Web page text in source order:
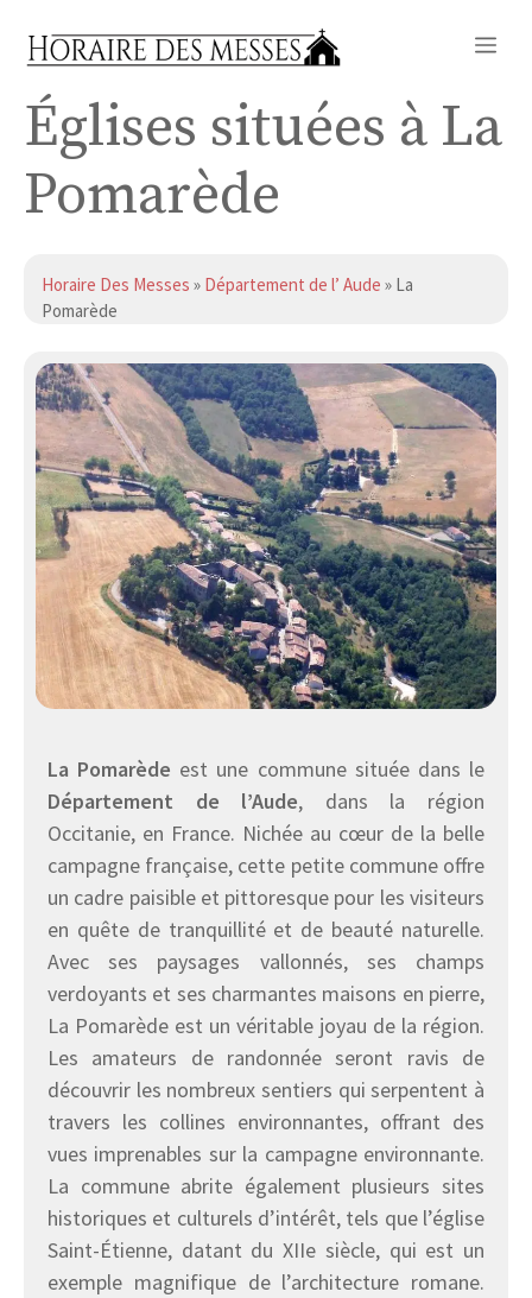
Églises situées à La
Pomarède
Horaire Des Messes » Département de l’ Aude » La
Pomarède
La Pomarède est une commune située dans le
Département de l’Aude, dans la région
Occitanie, en France. Nichée au cœur de la belle
campagne française, cette petite commune offre
un cadre paisible et pittoresque pour les visiteurs
en quête de tranquillité et de beauté naturelle.
Avec ses paysages vallonnés, ses champs
verdoyants et ses charmantes maisons en pierre,
La Pomarède est un véritable joyau de la région.
Les amateurs de randonnée seront ravis de
découvrir les nombreux sentiers qui serpentent à
travers les collines environnantes, offrant des
vues imprenables sur la campagne environnante.
La commune abrite également plusieurs sites
historiques et culturels d’intérêt, tels que l’église
Saint-Étienne, datant du XIIe siècle, qui est un
exemple magnifique de l’architecture romane.